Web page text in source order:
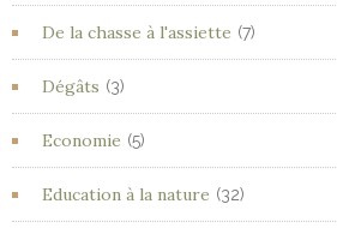
De la chasse à l'assiette (7)
Dégâts (3)
Economie (5)
Education à la nature (32)